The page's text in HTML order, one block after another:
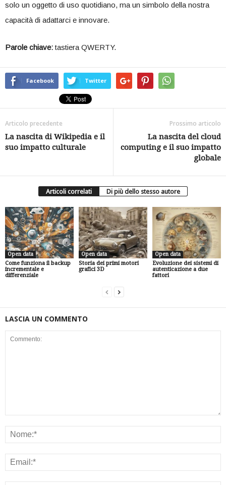
solo un oggetto di uso quotidiano, ma un simbolo della nostra
capacità di adattarci ⁣e innovare.⁣
Parole chiave:tastiera QWERTY.
Facebook Twitter
Articolo precedente
La nascita di Wikipedia e il
suo impatto culturale
Prossimo articolo
La nascita del cloud
computing e il suo impatto
globale
Articoli correlati Di più dello stesso autore
Open data
Come funziona il backup
incrementale e
differenziale
Open data
Storia dei primi motori
grafici 3D
Open data
Evoluzione dei sistemi di
autenticazione a due
fattori
LASCIA UN COMMENTO